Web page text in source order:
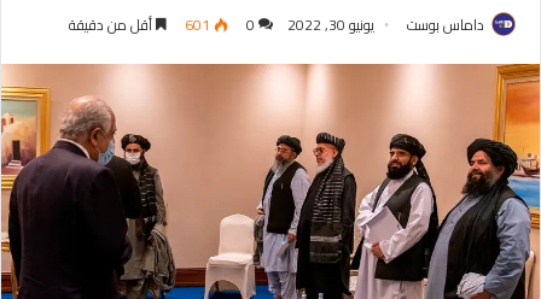
داماس بوست يونيو 30, 2022 0
601 أقل من دقيقة